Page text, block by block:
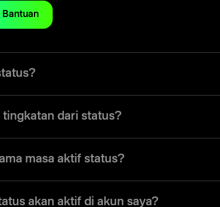
Bantuan
memberi akses ke lebih banyak perkakas, fitur, dan
tingkatan dari status?
mereka bertambah, sehingga membuka akses ke
masa aktif status?
mencapai level deposit yang diperlukan untuk
akan aktif di akun saya?